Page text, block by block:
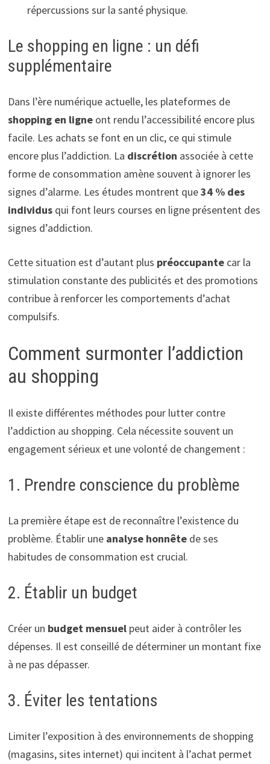
répercussions sur la santé physique.
Le shopping en ligne : un défi
supplémentaire
Dans l’ère numérique actuelle, les plateformes de
shopping en ligneont rendu l’accessibilité encore plus
facile. Les achats se font en un clic, ce qui stimule
encore plus l’addiction. La discrétion associée à cette
forme de consommation amène souvent à ignorer les
signes d’alarme. Les études montrent que34 % des
individusqui font leurs courses en ligne présentent des
signes d’addiction.
Cette situation est d’autant plus préoccupantecar la
stimulation constante des publicités et des promotions
contribue à renforcer les comportements d’achat
compulsifs.
Comment surmonter l’addiction
au shopping
Il existe différentes méthodes pour lutter contre
l’addiction au shopping. Cela nécessite souvent un
engagement sérieux et une volonté de changement :
1. Prendre conscience du problème
La première étape est de reconnaître l’existence du
problème. Établir une analyse honnêtede ses
habitudes de consommation est crucial.
2. Établir un budget
Créer un budget mensuelpeut aider à contrôler les
dépenses. Il est conseillé de déterminer un montant fixe
à ne pas dépasser.
3. Éviter les tentations
Limiter l’exposition à des environnements de shopping
(magasins, sites internet) qui incitent à l’achat permet